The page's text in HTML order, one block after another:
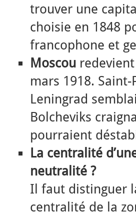
trouver une
choisie en 1848
francophone et
Moscou
mars 1918.
Leningrad
Bolcheviks
pourraient
La centralité
neutralité ?
Il faut distinguer
centralité de la